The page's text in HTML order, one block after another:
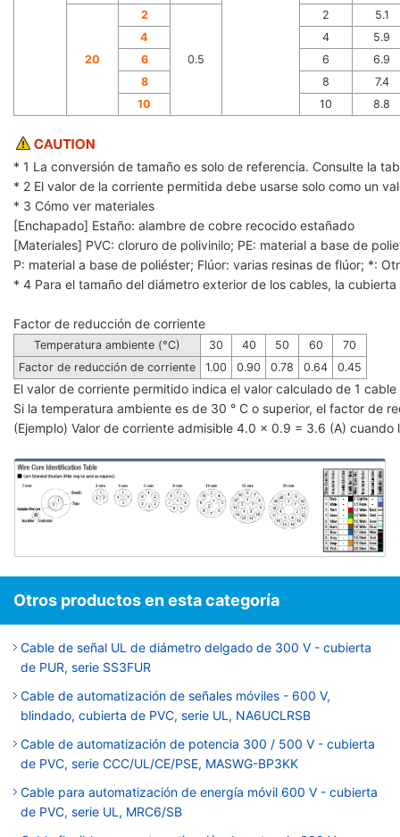
20
2
0.5
2
5.1
4
4
5.9
6
6
6.9
8
8
7.4
10
10 8.8
* 1 La conversión de tamaño es solo de referencia. Consulte la
* 2 El valor de la corriente permitida debe usarse solo como un
* 3 Cómo ver materiales
[Enchapado] Estaño: alambre de cobre recocido estañado
[Materiales] ‌PVC: cloruro de polivinilo; PE: material a base de
P: material a base de poliéster; Flúor: varias resinas de flúor; *:
* 4 Para el tamaño del diámetro exterior de los cables, la
Factor de reducción de corriente
Temperatura ambiente (°C) 30 40 50 60
70
Factor de reducción de corriente
1.00 0.90 0.78 0.64 0.45
El valor de corriente permitido indica el valor calculado de 1
Si la temperatura ambiente es de 30 ° C o superior, el factor de
(Ejemplo) Valor de corriente admisible 4.0 x 0.9 = 3.6 (A)
Otros productos en esta categoría
Cable de señal UL de diámetro delgado de 300 V - cubierta
de PUR, serie SS3FUR
Cable de automatización de señales móviles - 600 V,
blindado, cubierta de PVC, serie UL, NA6UCLRSB
Cable de automatización de potencia 300 / 500 V - cubierta
de PVC, serie CCC/UL/CE/PSE, MASWG-BP3KK
Cable para automatización de energía móvil 600 V - cubierta
de PVC, serie UL, MRC6/SB